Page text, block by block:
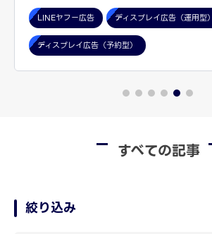
LINEヤフー広告 ディスプレイ広告（運用型）
ディスプレイ広告（予約型）
すべての記事
絞り込み